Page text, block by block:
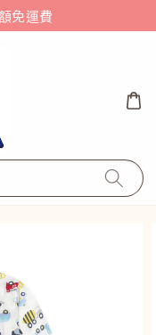
免運費